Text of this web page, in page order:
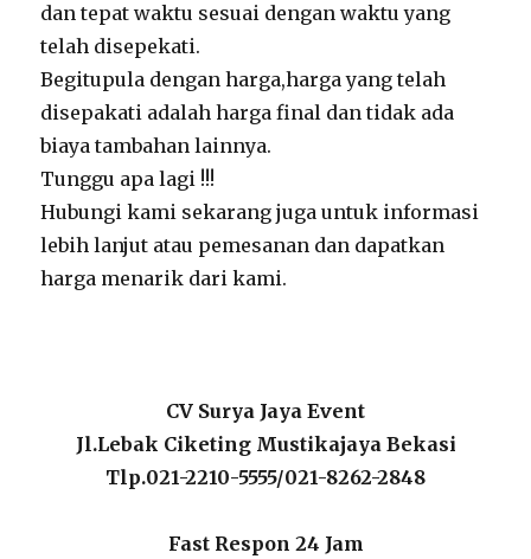
dan tepat waktu sesuai dengan waktu yang
telah disepekati.
Begitupula dengan harga,harga yang telah
disepakati adalah harga final dan tidak ada
biaya tambahan lainnya.
Tunggu apa lagi !!!
Hubungi kami sekarang juga untuk informasi
lebih lanjut atau pemesanan dan dapatkan
harga menarik dari kami.
CV Surya Jaya Event
Jl.Lebak Ciketing Mustikajaya Bekasi
Tlp.021-2210-5555/021-8262-2848
Fast Respon 24 Jam